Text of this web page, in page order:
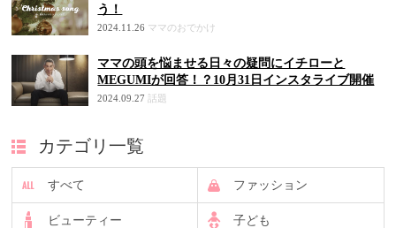
う！
2024.11.26 ママのおでかけ
ママの頭を悩ませる日々の疑問にイチローと
MEGUMIが回答！？10月31日インスタライブ開催
2024.09.27 話題
カテゴリ一覧
すべて ファッション
ビューティー 子ども